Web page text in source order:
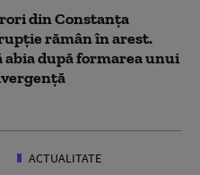
din Constanţa
rămân în arest.
abia după formarea unui
ACTUALITATE